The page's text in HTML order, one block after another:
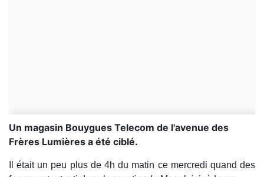
Un magasin Bouygues Telecom de l'avenue des
Frères Lumières a été ciblé.
Il était un peu plus de 4h du matin ce mercredi quand des